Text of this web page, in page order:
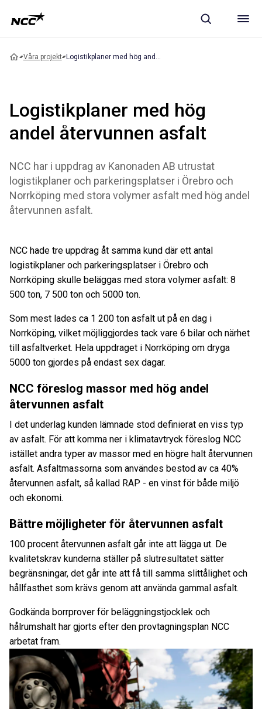
Våra projekt
Logistikplaner med hög
andel återvunnen asfalt
NCC har i uppdrag av Kanonaden AB utrustat
logistikplaner och parkeringsplatser i Örebro och
Norrköping med stora volymer asfalt med hög andel
återvunnen asfalt.
NCC hade tre uppdrag åt samma kund där ett antal
logistikplaner och parkeringsplatser i Örebro och
Norrköping skulle beläggas med stora volymer asfalt: 8
500 ton, 7 500 ton och 5000 ton.
Som mest lades ca 1 200 ton asfalt ut på en dag i
Norrköping, vilket möjliggjordes tack vare 6 bilar och närhet
till asfaltverket. Hela uppdraget i Norrköping om dryga
5000 ton gjordes på endast sex dagar.
NCC föreslog massor med hög andel
återvunnen asfalt
I det underlag kunden lämnade stod definierat en viss typ
av asfalt. För att komma ner i klimatavtryck föreslog NCC
istället andra typer av massor med en högre halt återvunnen
asfalt. Asfaltmassorna som användes bestod av ca 40%
återvunnen asfalt, så kallad RAP - en vinst för både miljö
och ekonomi.
Bättre möjligheter för återvunnen asfalt
100 procent återvunnen asfalt går inte att lägga ut. De
kvalitetskrav kunderna ställer på slutresultatet sätter
begränsningar, det går inte att få till samma slittålighet och
hållfasthet som krävs genom att använda gammal asfalt.
Godkända borrprover för beläggningstjocklek och
hålrumshalt har gjorts efter den provtagningsplan NCC
arbetat fram.